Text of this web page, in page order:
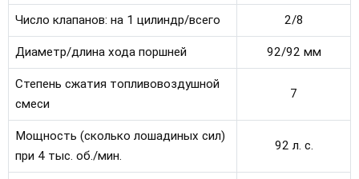
Число клапанов: на 1 цилиндр/всего 2/8
Диаметр/длина хода поршней 92/92 мм
Степень сжатия топливовоздушной
смеси
7
Мощность (сколько лошадиных сил)
при 4 тыс. об./мин.
92 л. с.